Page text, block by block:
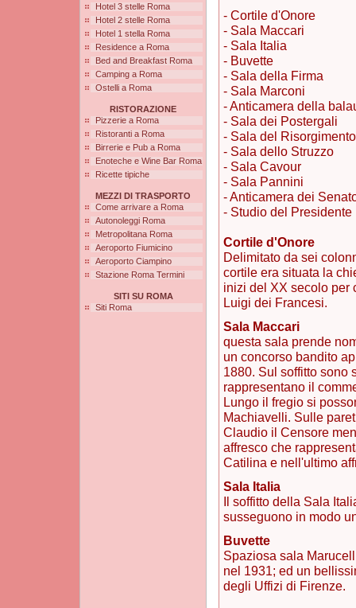
Hotel 3 stelle Roma
Hotel 2 stelle Roma
Hotel 1 stella Roma
Residence a Roma
Bed and Breakfast Roma
Camping a Roma
Ostelli a Roma
RISTORAZIONE
Pizzerie a Roma
Ristoranti a Roma
Birrerie e Pub a Roma
Enoteche e Wine Bar Roma
Ricette tipiche
MEZZI DI TRASPORTO
Come arrivare a Roma
Autonoleggi Roma
Metropolitana Roma
Aeroporto Fiumicino
Aeroporto Ciampino
Stazione Roma Termini
SITI SU ROMA
Siti Roma
- Cortile d'Onore
- Sala Maccari
- Sala Italia
- Buvette
- Sala della Firma
- Sala Marconi
- Anticamera della
- Sala dei Postergali
- Sala del Risorgimento
- Sala dello Struzzo
- Sala Cavour
- Sala Pannini
- Anticamera dei
- Studio del Presidente
Cortile d'Onore
Delimitato da sei
cortile era situata la
inizi del XX secolo per
Luigi dei Francesi.
Sala Maccari
questa sala prende
un concorso bandito
1880. Sul soffitto sono
rappresentano il
Lungo il fregio si
Machiavelli. Sulle
Claudio il Censore
affresco che
Catilina e nell'ultimo
Sala Italia
Il soffitto della Sala
susseguono in modo
Buvette
Spaziosa sala
nel 1931; ed un
degli Uffizi di Firenze.